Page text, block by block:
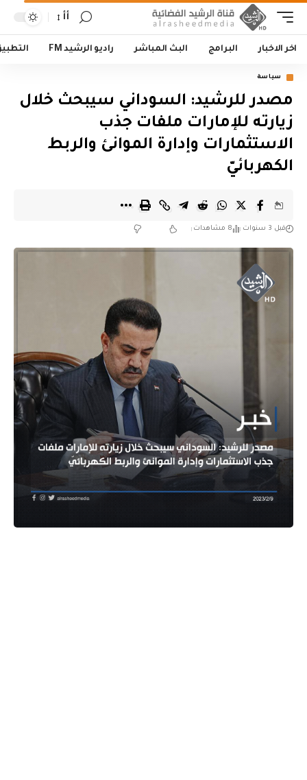
أأ
اخر الاخبار البرامج البث المباشر راديو الرشيد FM
سياسة
مصدر للرشيد: السوداني سيبحث خلال
زيارته للإمارات ملفات جذب
الاستثمارات وإدارة الموانئ والربط
الكهربائيّ
قبل 3 سنوات 8 مشاهدات